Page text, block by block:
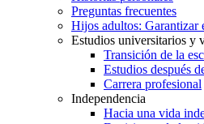
Preguntas frecuentes
Hijos adultos: Garantizar
Estudios universitarios y
Transición de la
Estudios después
Carrera profesional
Independencia
Hacia una vida